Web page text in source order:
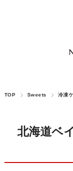
TOP Sweets 冷凍
北海道ベ